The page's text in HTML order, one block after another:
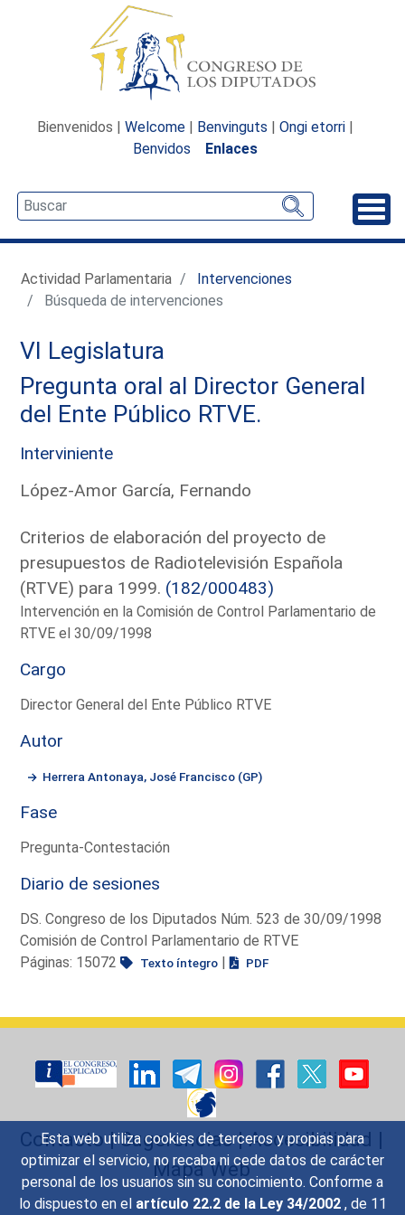
Esta web utiliza cookies de terceros y propias para
optimizar el servicio, no recaba ni cede datos de carácter
personal de los usuarios sin su conocimiento. Conforme a
lo dispuesto en el artículo 22.2 de la Ley 34/2002 , de 11
Bienvenidos | Welcome | Benvinguts | Ongi etorri |
Benvidos
Enlaces
Actividad Parlamentaria
Intervenciones
Búsqueda de intervenciones
VI Legislatura
Pregunta oral al Director General
del Ente Público RTVE.
Interviniente
López-Amor García, Fernando
Criterios de elaboración del proyecto de
presupuestos de Radiotelevisión Española
(RTVE) para 1999. (182/000483)
Intervención en la Comisión de Control Parlamentario de
RTVE el 30/09/1998
Cargo
Director General del Ente Público RTVE
Autor
Herrera Antonaya, José Francisco (GP)
Fase
Pregunta-Contestación
Diario de sesiones
DS. Congreso de los Diputados Núm. 523 de 30/09/1998
Comisión de Control Parlamentario de RTVE
Páginas: 15072
Texto íntegro | PDF
Contacto|Sugerencias|Accesibilidad |
Mapa Web